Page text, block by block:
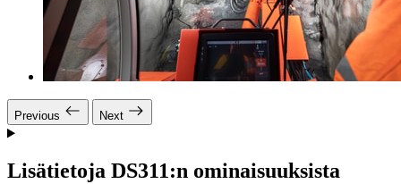
Previous Next
Lisätietoja DS311:n ominaisuuksista